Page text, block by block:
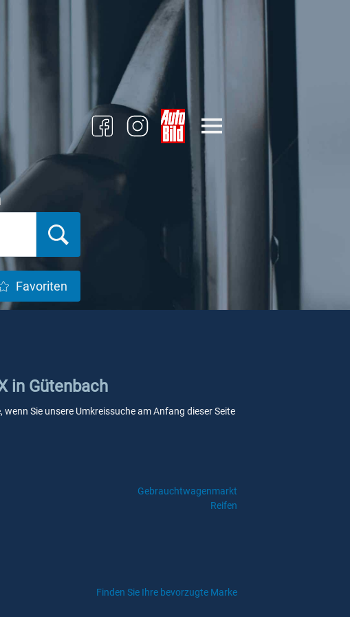
Favoriten
in Gütenbach
Sie unsere Umkreissuche am Anfang dieser Seite
Gebrauchtwagenmarkt
Reifen
Finden Sie Ihre bevorzugte Marke